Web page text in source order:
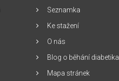
Seznamka
Ke stažení
O nás
Blog o běhání diabetika
Mapa stránek